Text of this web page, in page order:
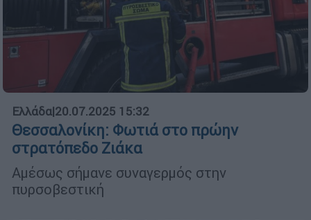
Ελλάδα|20.07.2025 15:32
Θεσσαλονίκη: Φωτιά στο πρώην
στρατόπεδο Ζιάκα
Αμέσως σήμανε συναγερμός στην
πυρσοβεστική